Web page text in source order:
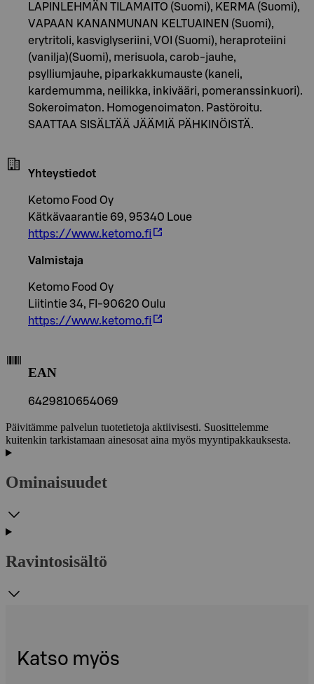
LAPINLEHMÄN TILAMAITO (Suomi), KERMA (Suomi),
VAPAAN KANANMUNAN KELTUAINEN (Suomi),
erytritoli, kasviglyseriini, VOI (Suomi), heraproteiini
(vanilja)(Suomi), merisuola, carob-jauhe,
psylliumjauhe, piparkakkumauste (kaneli,
kardemumma, neilikka, inkivääri, pomeranssinkuori).
Sokeroimaton. Homogenoimaton. Pastöroitu.
SAATTAA SISÄLTÄÄ JÄÄMIÄ PÄHKINÖISTÄ.
Yhteystiedot
Ketomo Food Oy
Kätkävaarantie 69, 95340 Loue
https://www.ketomo.fi
Valmistaja
Ketomo Food Oy
Liitintie 34, FI-90620 Oulu
https://www.ketomo.fi
EAN
6429810654069
Päivitämme palvelun tuotetietoja aktiivisesti. Suosittelemme
kuitenkin tarkistamaan ainesosat aina myös myyntipakkauksesta.
Ominaisuudet
Ravintosisältö
Katso myös